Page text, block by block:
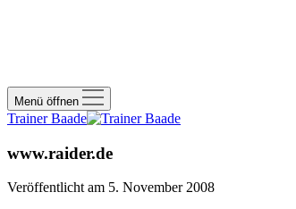
Menü öffnen
Trainer Baade
www.raider.de
Veröffentlicht am 5. November 2008